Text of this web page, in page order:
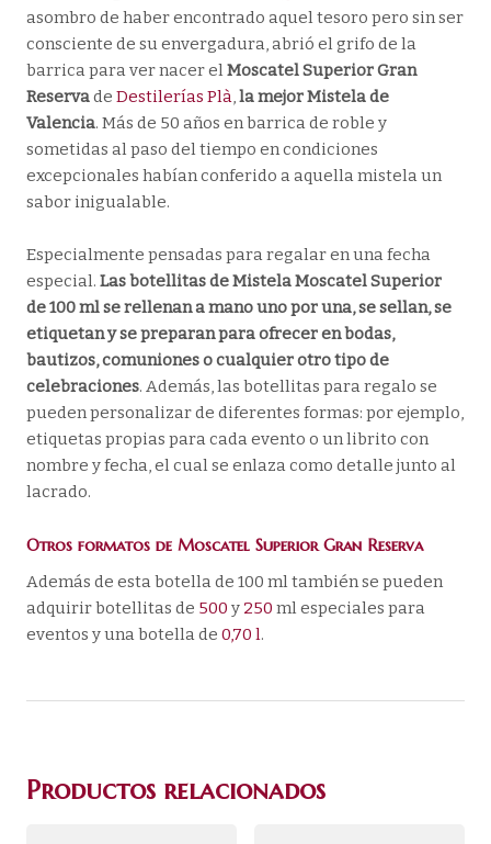
asombro de haber encontrado aquel tesoro pero sin ser
consciente de su envergadura, abrió el grifo de la
barrica para ver nacer elMoscatel SuperiorGran
ReservadeDestilerías Plà,la mejor Mistela de
Valencia. Más de 50 años en barrica de roble y
sometidas al paso del tiempo en condiciones
excepcionales habían conferido a aquella mistela un
sabor inigualable.
Especialmente pensadas para regalar en una fecha
especial. Las botellitas de Mistela Moscatel Superior
de 100 ml se rellenan a mano uno por una, se sellan, se
etiquetan y se preparan para ofrecer en bodas,
bautizos, comuniones o cualquier otro tipo de
celebraciones. Además, las botellitas para regalo se
pueden personalizar de diferentes formas: por ejemplo,
etiquetas propias para cada evento o un librito con
nombre y fecha, el cual se enlaza como detalle junto al
lacrado.
Otros formatos de Moscatel Superior Gran Reserva
Además de esta botella de 100 ml también se pueden
adquirir botellitas de 500 y 250 ml especiales para
eventos y una botella de0,70 l.
Productos relacionados